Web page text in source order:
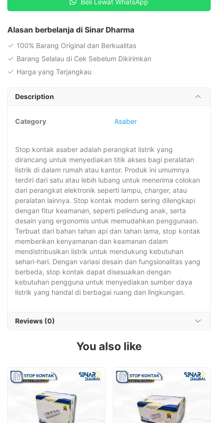
Alasan berbelanja di Sinar Dharma
100% Barang Original dan Berkualitas
Barang Selalau di Cek Sebelum Dikirimkan
Harga yang Terjangkau
Description
Category Asaber
Stop kontak asaber adalah perangkat listrik yang
dirancang untuk menyediakan titik akses bagi peralatan
listrik di dalam rumah atau kantor. Produk ini umumnya
terdiri dari satu atau lebih lubang untuk menerima colokan
dari perangkat elektronik seperti lampu, charger, atau
peralatan lainnya. Stop kontak modern sering dilengkapi
dengan fitur keamanan, seperti pelindung anak, serta
desain yang ergonomis untuk memudahkan penggunaan.
Terbuat dari bahan tahan api dan tahan lama, stop kontak
memberikan kenyamanan dan keamanan dalam
mendistribusikan listrik untuk mendukung kebutuhan
sehari-hari. Dengan variasi desain dan fungsionalitas yang
berbeda, stop kontak dapat disesuaikan dengan
kebutuhan pengguna untuk menyediakan sumber daya
listrik yang handal di berbagai ruang dan lingkungan.
Reviews (0)
You also like